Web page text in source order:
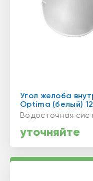
Угол желоба
Optima (белый)
Водосточная
уточняйте